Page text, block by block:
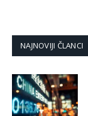
NAJNOVIJI ČLANCI